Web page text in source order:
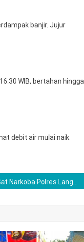
banjir. Jujur
WIB, bertahan hingga
debit air mulai naik